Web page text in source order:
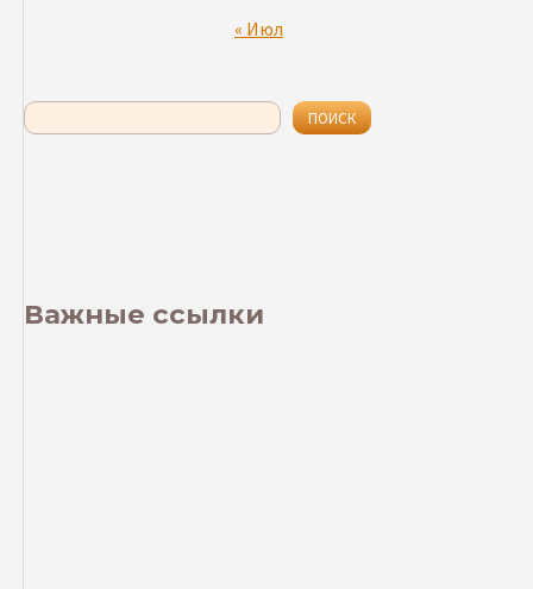
« Июл
Поиск ПОИСК
Важные ссылки